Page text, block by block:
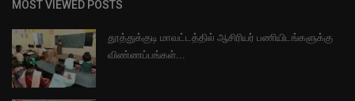
MOST VIEWED POSTS
தூத்துக்குடி மாவட்டத்தில் ஆசிரியர் பணியிடங்களுக்கு
விண்ணப்பங்கள்...